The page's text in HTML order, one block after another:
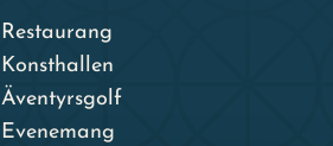
Restaurang
Konsthallen
Äventyrsgolf
Evenemang